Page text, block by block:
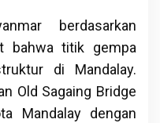
berdasarkan
bahwa titik gempa
di Mandalay.
Old Sagaing Bridge
Mandalay dengan